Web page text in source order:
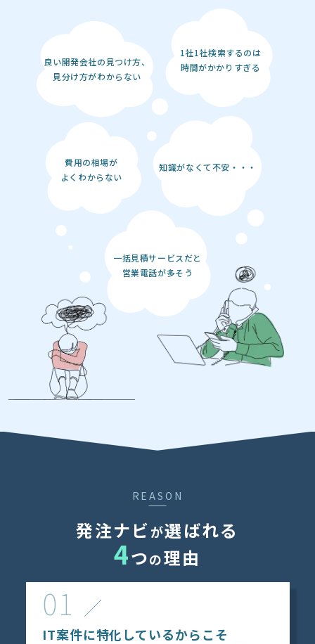
良い開発会社の見つけ方、
見分け方がわからない
1社1社検索するのは
時間がかかりすぎる
費用の相場が
よくわからない
知識がなくて不安・・・
一括見積サービスだと
営業電話が多そう
REASON
発注ナビが選ばれる
4つの理由
01
IT案件に特化しているからこそ